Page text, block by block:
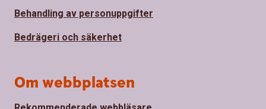
Behandling av personuppgifter
Bedrägeri och säkerhet
Om webbplatsen